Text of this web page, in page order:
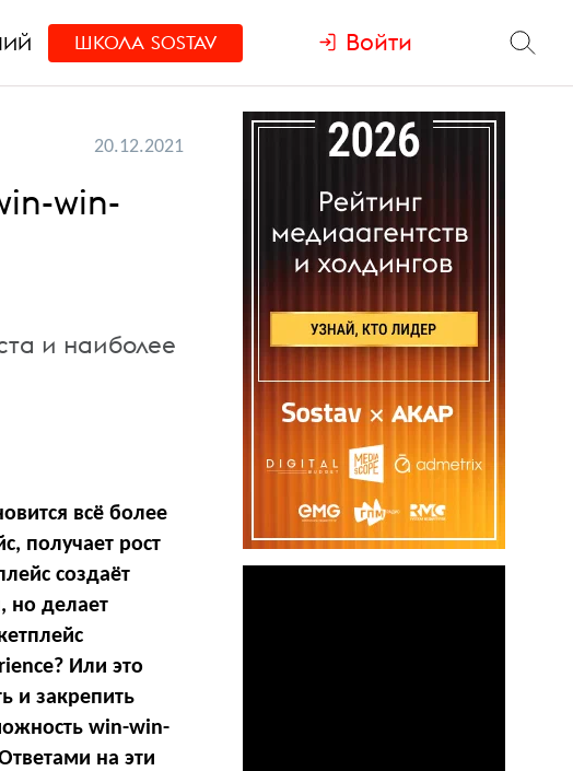
ШКОЛА SOSTAV Войти
20.12.2021
win-
и наиболее
всё более
получает рост
создаёт
но делает
Или это
и закрепить
win-win-
на эти